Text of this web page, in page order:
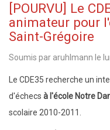
CDE35
recherche
pour
l'école
Léon
[POURVU] Le
animateur pour
Saint-Grégoire
Soumis par aruhlmann le
Le CDE35 recherche un
d'échecs à l'école Notre
scolaire 2010-2011.